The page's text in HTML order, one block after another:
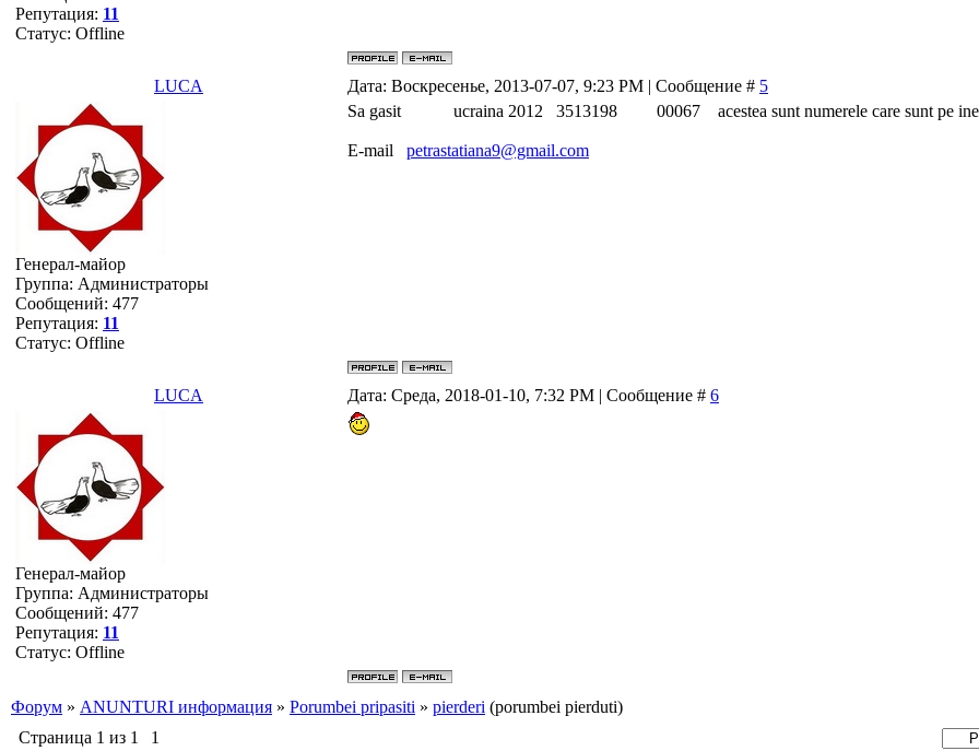
Репутация: 11
Статус: Offline
LUCA Дата: Воскресенье, 2013-07-07, 9:23 PM | Сообщение # 5
Генерал-майор
Группа: Администраторы
Сообщений: 477
Репутация: 11
Статус: Offline
Sa gasit ucraina 2012 3513198 00067 acestea sunt numerele care sunt pe
E-mail petrastatiana9@gmail.com
LUCA Дата: Среда, 2018-01-10, 7:32 PM | Сообщение # 6
Генерал-майор
Группа: Администраторы
Сообщений: 477
Репутация: 11
Статус: Offline
Форум » ANUNTURI информация » Porumbei pripasiti » pierderi (porumbei pierduti)
Страница 1 из 1 1